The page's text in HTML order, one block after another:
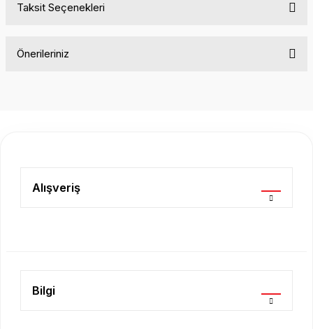
Taksit Seçenekleri
Önerileriniz
Ürün açıklamasında eksik bilgiler bulunuyor.
Alışveriş
Bilgi